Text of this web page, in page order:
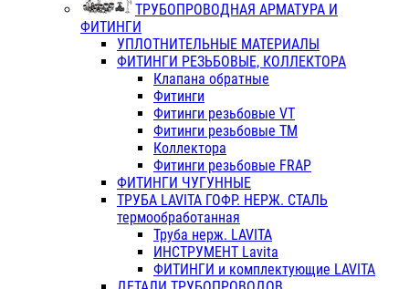
ТРУБОПРОВОДНАЯ АРМАТУРА И
ФИТИНГИ
УПЛОТНИТЕЛЬНЫЕ МАТЕРИАЛЫ
ФИТИНГИ РЕЗЬБОВЫЕ, КОЛЛЕКТОРА
Клапана обратные
Фитинги
Фитинги резьбовые VT
Фитинги резьбовые ТМ
Коллектора
Фитинги резьбовые FRAP
ФИТИНГИ ЧУГУННЫЕ
ТРУБА LAVITA ГОФР. НЕРЖ. СТАЛЬ
термообработанная
Труба нерж. LAVITA
ИНСТРУМЕНТ Lavita
ФИТИНГИ и комплектующие LAVITA